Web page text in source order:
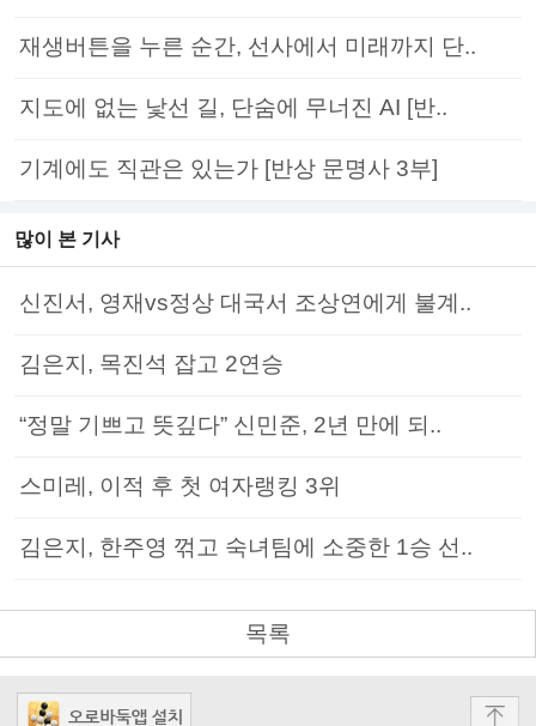
재생버튼을 누른 순간, 선사에서 미래까지 단..
지도에 없는 낯선 길, 단숨에 무너진 AI [반..
기계에도 직관은 있는가 [반상 문명사 3부]
많이 본 기사
신진서, 영재vs정상 대국서 조상연에게 불계..
김은지, 목진석 잡고 2연승
“정말 기쁘고 뜻깊다” 신민준, 2년 만에 되..
스미레, 이적 후 첫 여자랭킹 3위
김은지, 한주영 꺾고 숙녀팀에 소중한 1승 선..
목록